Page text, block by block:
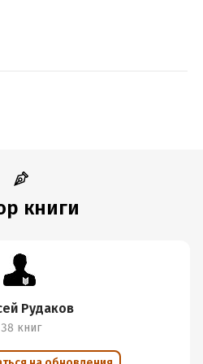
книги
Рудаков
38 книг